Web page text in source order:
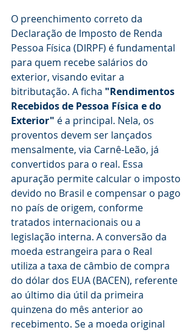
O preenchimento correto da
Declaração de Imposto de Renda
Pessoa Física (DIRPF) é fundamental
para quem recebe salários do
exterior, visando evitar a
bitributação. A ficha "Rendimentos
Recebidos de Pessoa Física e do
Exterior" é a principal. Nela, os
proventos devem ser lançados
mensalmente, via Carnê-Leão, já
convertidos para o real. Essa
apuração permite calcular o imposto
devido no Brasil e compensar o pago
no país de origem, conforme
tratados internacionais ou a
legislação interna. A conversão da
moeda estrangeira para o Real
utiliza a taxa de câmbio de compra
do dólar dos EUA (BACEN), referente
ao último dia útil da primeira
quinzena do mês anterior ao
recebimento. Se a moeda original